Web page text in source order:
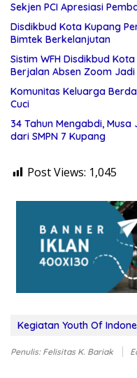
Sekjen PCI Apresiasi
Disdikbud Kota Kupang
Bimtek Berkelanjutan
Sistim WFH Disdikbud Kota Kupang Pastikan Pelayanan Tetap
Berjalan Absen Zoom Jadi
Komunitas Keluarga
Cuci
34 Tahun Mengabdi,
dari SMPN 7 Kupang
Post Views: 1,045
Kegiatan Youth Of
Penulis: Felisitas K. Bariak